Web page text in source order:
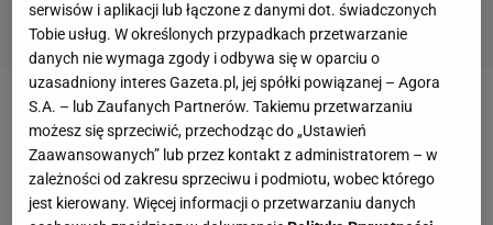
Zobacz wideoDrągowski już przerósł Fiorentinę.
"Bliżej mu do Buffona niż Szczęsnemu"
Od pierwszych minut spotkania na The Molineux
serwisów i aplikacji lub łączone z danymi dot. świadczonych
Tobie usług. W określonych przypadkach przetwarzanie
danych nie wymaga zgody i odbywa się w oparciu o
uzasadniony interes Gazeta.pl, jej spółki powiązanej – Agora
S.A. – lub Zaufanych Partnerów. Takiemu przetwarzaniu
możesz się sprzeciwić, przechodząc do „Ustawień
Zaawansowanych” lub przez kontakt z administratorem – w
zależności od zakresu sprzeciwu i podmiotu, wobec którego
jest kierowany. Więcej informacji o przetwarzaniu danych